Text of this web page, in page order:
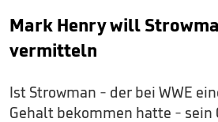
Mark Henry will
vermitteln
Ist Strowman - der bei WWE
Gehalt bekommen hatte - sein